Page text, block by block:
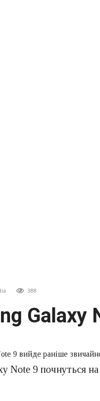
388
Galaxy
9 вийде раніше
Note 9 почнуться